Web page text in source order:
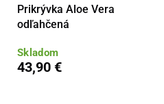
Prikrývka Aloe Vera
odľahčená
Skladom
43,90 €